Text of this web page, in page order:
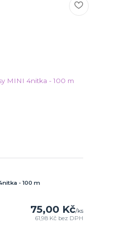
- 100 m
75,00 Kč/ks
61,98 Kč bez DPH